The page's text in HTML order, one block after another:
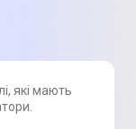
які мають